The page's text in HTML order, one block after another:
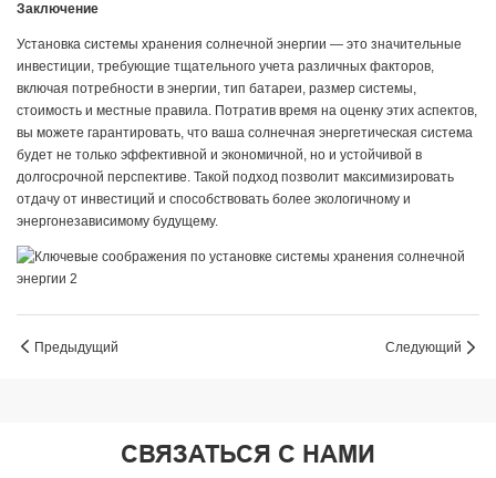
Заключение
Установка системы хранения солнечной энергии — это значительные
инвестиции, требующие тщательного учета различных факторов,
включая потребности в энергии, тип батареи, размер системы,
стоимость и местные правила. Потратив время на оценку этих аспектов,
вы можете гарантировать, что ваша солнечная энергетическая система
будет не только эффективной и экономичной, но и устойчивой в
долгосрочной перспективе. Такой подход позволит максимизировать
отдачу от инвестиций и способствовать более экологичному и
энергонезависимому будущему.
Предыдущий Следующий
СВЯЗАТЬСЯ С НАМИ